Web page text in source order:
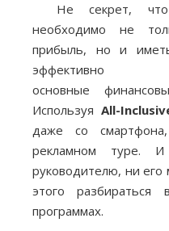
Не секрет,
необходимо не
прибыль, но и
эффективно
основные
Используя All-
даже со
рекламном туре.
руководителю, ни
этого разбираться
программах.